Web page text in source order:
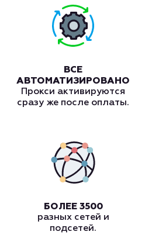
ВСЕ
АВТОМАТИЗИРОВАНО
Прокси активируются
сразу же после оплаты.
БОЛЕЕ 3500
разных сетей и
подсетей.